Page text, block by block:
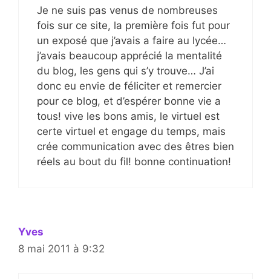
Je ne suis pas venus de nombreuses
fois sur ce site, la première fois fut pour
un exposé que j’avais a faire au lycée…
j’avais beaucoup apprécié la mentalité
du blog, les gens qui s’y trouve… J’ai
donc eu envie de féliciter et remercier
pour ce blog, et d’espérer bonne vie a
tous! vive les bons amis, le virtuel est
certe virtuel et engage du temps, mais
crée communication avec des êtres bien
réels au bout du fil! bonne continuation!
Yves
8 mai 2011 à 9:32